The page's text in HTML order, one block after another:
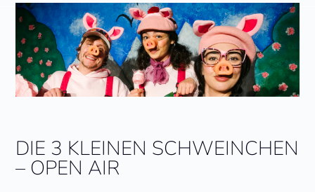
menu
menu
DIE 3 KLEINEN SCHWEINCHEN
– OPEN AIR